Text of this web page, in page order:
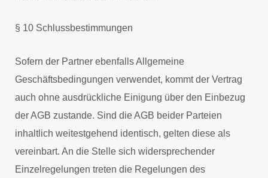
§ 10 Schlussbestimmungen
Sofern der Partner ebenfalls Allgemeine
Geschäftsbedingungen verwendet, kommt der Vertrag
auch ohne ausdrückliche Einigung über den Einbezug
der AGB zustande. Sind die AGB beider Parteien
inhaltlich weitestgehend identisch, gelten diese als
vereinbart. An die Stelle sich widersprechender
Einzelregelungen treten die Regelungen des